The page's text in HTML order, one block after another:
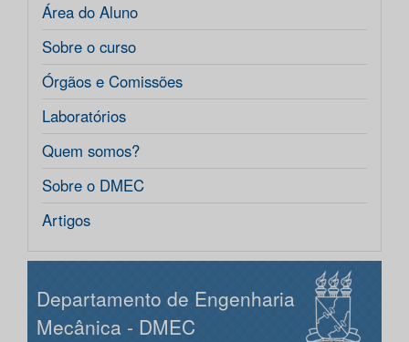
Área do Aluno
Sobre o curso
Órgãos e Comissões
Laboratórios
Quem somos?
Sobre o DMEC
Artigos
Departamento de Engenharia
Mecânica - DMEC